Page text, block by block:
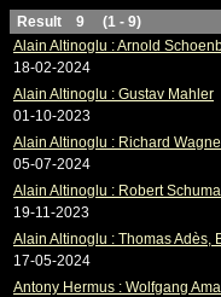
Result 9 (1 - 9)
Alain Altinoglu : Arnold
18-02-2024
Alain Altinoglu : Gustav Mahler
01-10-2023
Alain Altinoglu : Richard
05-07-2024
Alain Altinoglu : Robert
19-11-2023
Alain Altinoglu : Thomas Adès,
17-05-2024
Antony Hermus : Wolfgang